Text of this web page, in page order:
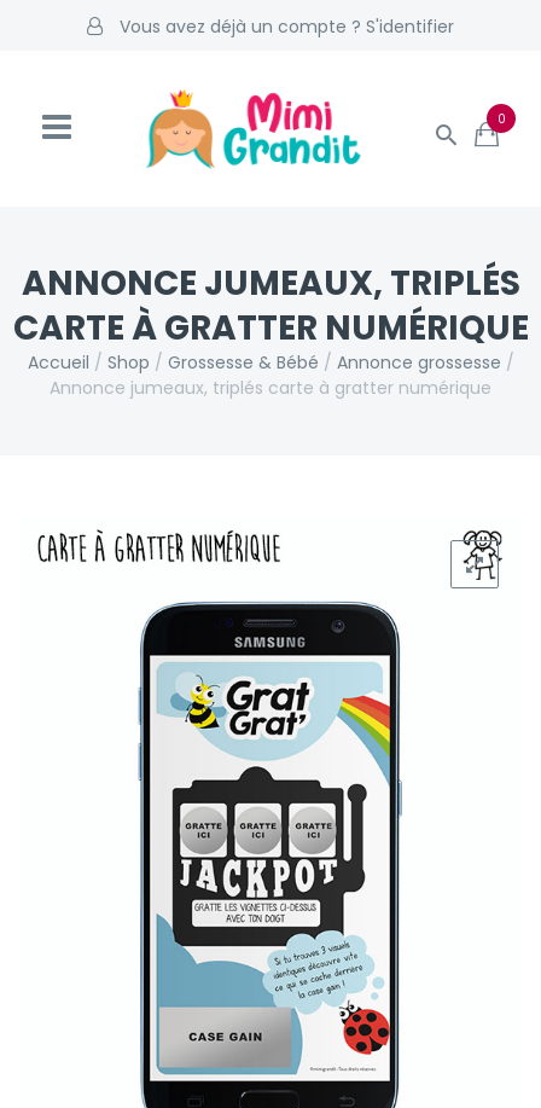
Vous avez déjà un compte ? S'identifier
0
ANNONCE JUMEAUX, TRIPLÉS
CARTE À GRATTER NUMÉRIQUE
Accueil / Shop / Grossesse & Bébé / Annonce grossesse /
Annonce jumeaux, triplés carte à gratter numérique